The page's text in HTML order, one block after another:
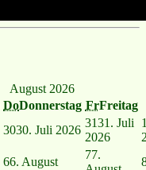
August 2026
DoDonnerstag FrFreitag
3030. Juli 2026
3131. Juli
2026
1
66. August
77.